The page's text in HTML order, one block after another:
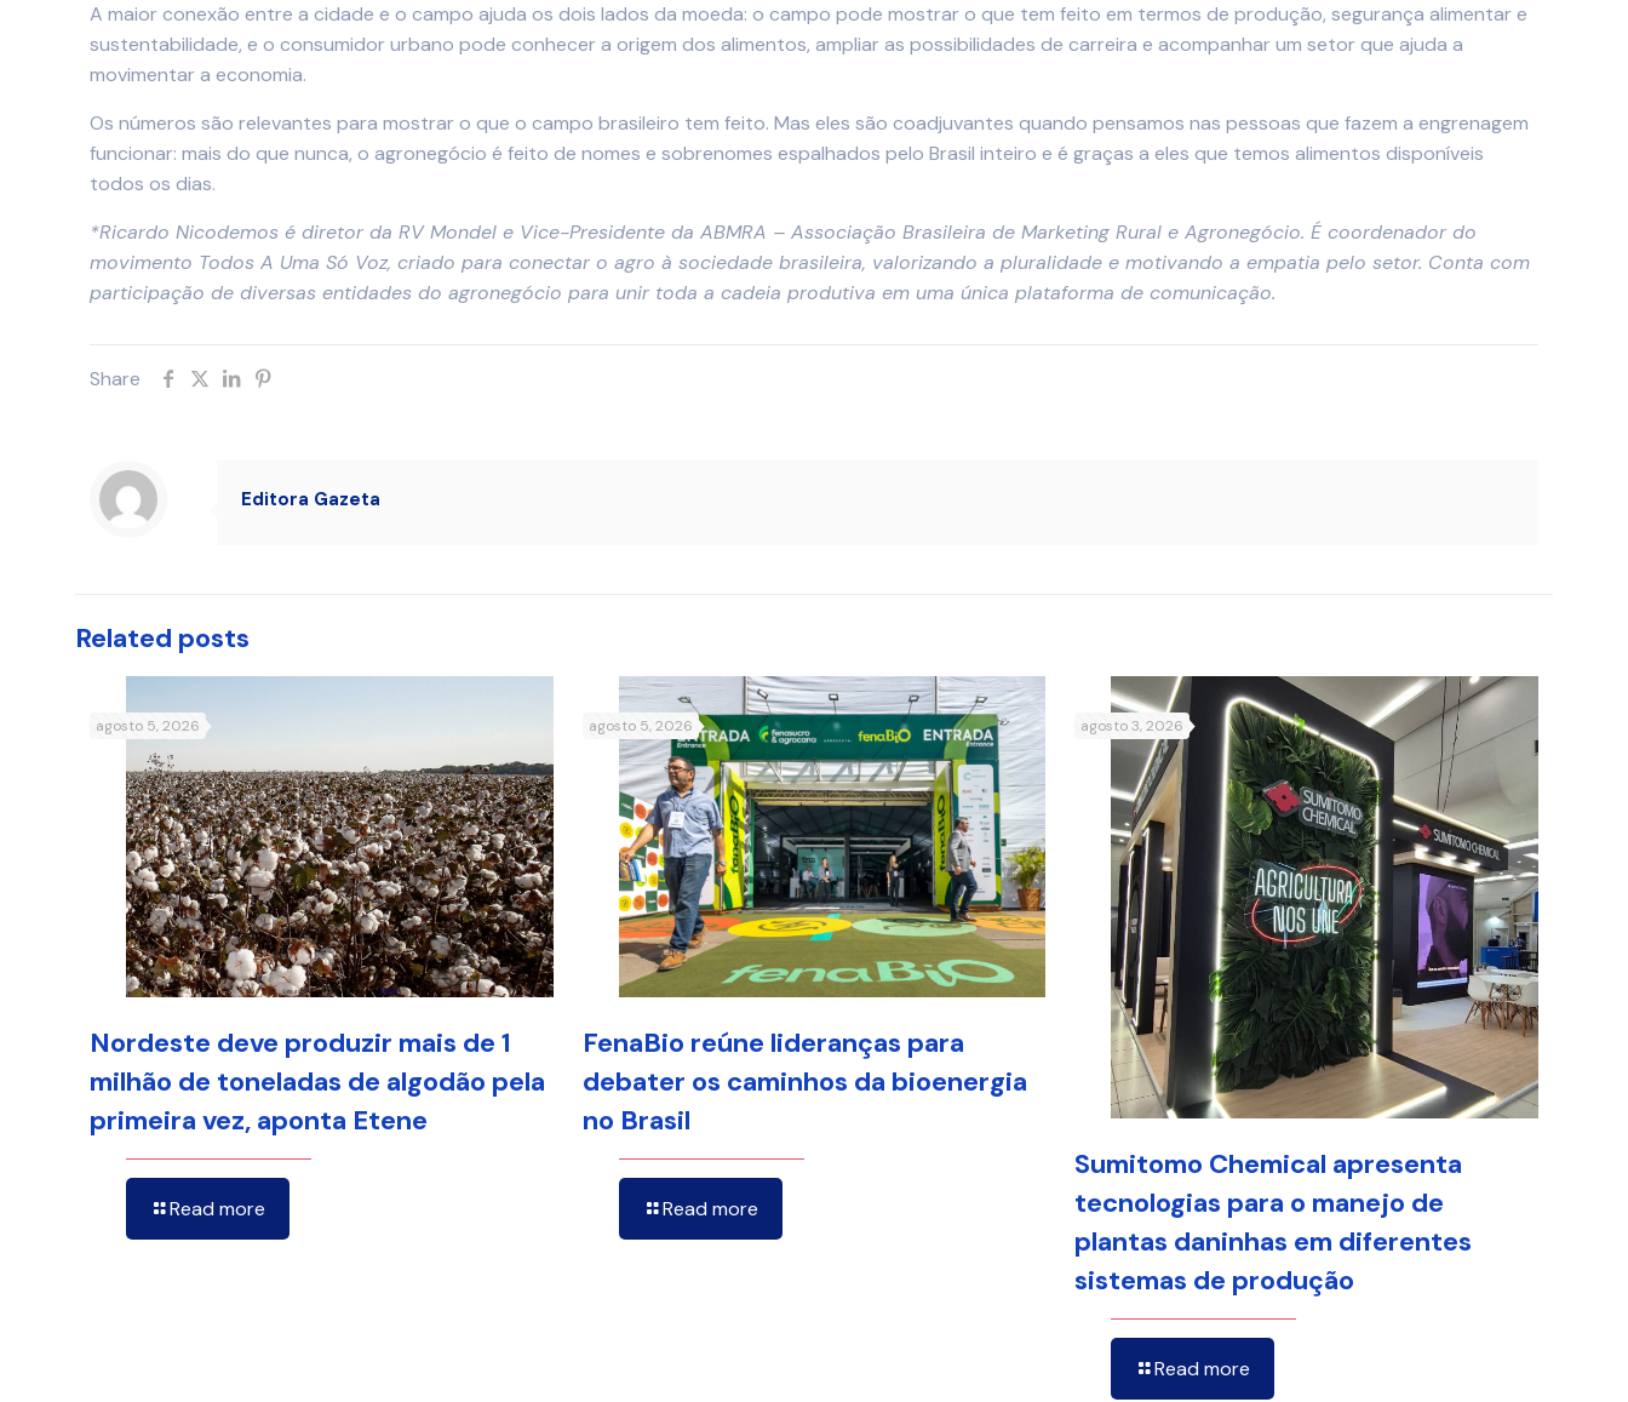
A maior conexão entre a cidade e o campo ajuda os dois lados da moeda: o campo pode mostrar o que tem feito em termos de produção, segurança alimentar e
sustentabilidade, e o consumidor urbano pode conhecer a origem dos alimentos, ampliar as possibilidades de carreira e acompanhar um setor que ajuda a
movimentar a economia.
Os números são relevantes para mostrar o que o campo brasileiro tem feito. Mas eles são coadjuvantes quando pensamos nas pessoas que fazem a engrenagem
funcionar: mais do que nunca, o agronegócio é feito de nomes e sobrenomes espalhados pelo Brasil inteiro e é graças a eles que temos alimentos disponíveis
todos os dias.
*Ricardo Nicodemos é diretor da RV Mondel e Vice-Presidente da ABMRA – Associação Brasileira de Marketing Rural e Agronegócio. É coordenador do
movimento Todos A Uma Só Voz, criado para conectar o agro à sociedade brasileira, valorizando a pluralidade e motivando a empatia pelo setor. Conta com
participação de diversas entidades do agronegócio para unir toda a cadeia produtiva em uma única plataforma de comunicação.
Share
Editora Gazeta
Related posts
agosto 5, 2026
Nordeste deve produzir mais de 1
milhão de toneladas de algodão pela
primeira vez, aponta Etene
Read more
agosto 5, 2026
FenaBio reúne lideranças para
debater os caminhos da bioenergia
no Brasil
Read more
agosto 3, 2026
Sumitomo Chemical apresenta
tecnologias para o manejo de
plantas daninhas em diferentes
sistemas de produção
Read more